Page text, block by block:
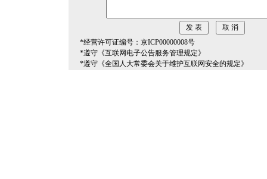
*经营许可证编号：京ICP00000008号
*遵守《互联网电子公告服务管理规定》
*遵守《全国人大常委会关于维护互联网安全的规定》